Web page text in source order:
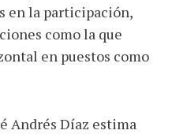
en la participación,
como la que
en puestos como
Andrés Díaz estima